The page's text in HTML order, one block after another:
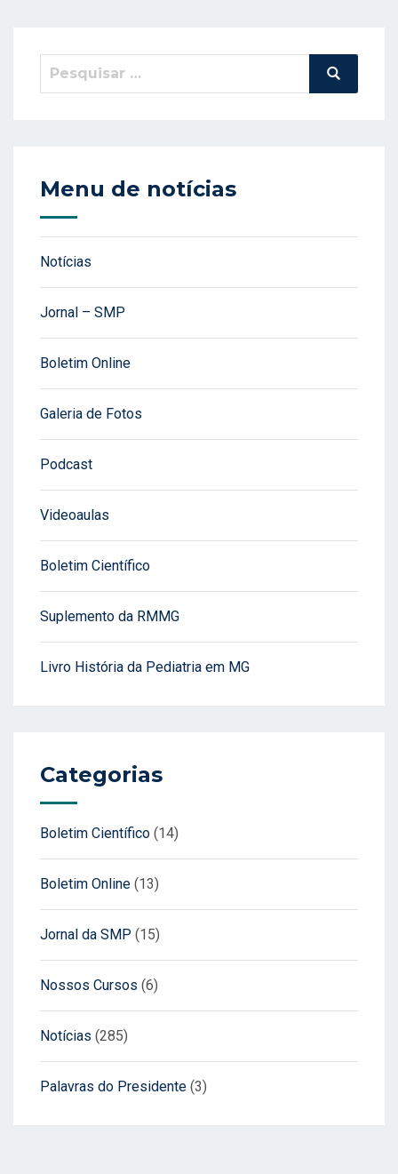
Pesquisar
Pesquisa
Menu de notícias
Notícias
Jornal – SMP
Boletim Online
Galeria de Fotos
Podcast
Videoaulas
Boletim Científico
Suplemento da RMMG
Livro História da Pediatria em MG
Categorias
Boletim Científico (14)
Boletim Online (13)
Jornal da SMP (15)
Nossos Cursos (6)
Notícias (285)
Palavras do Presidente (3)